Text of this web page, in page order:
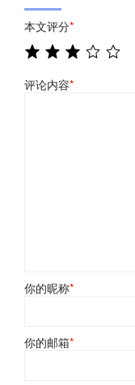
本文评分*
评论内容*
你的昵称*
你的邮箱*